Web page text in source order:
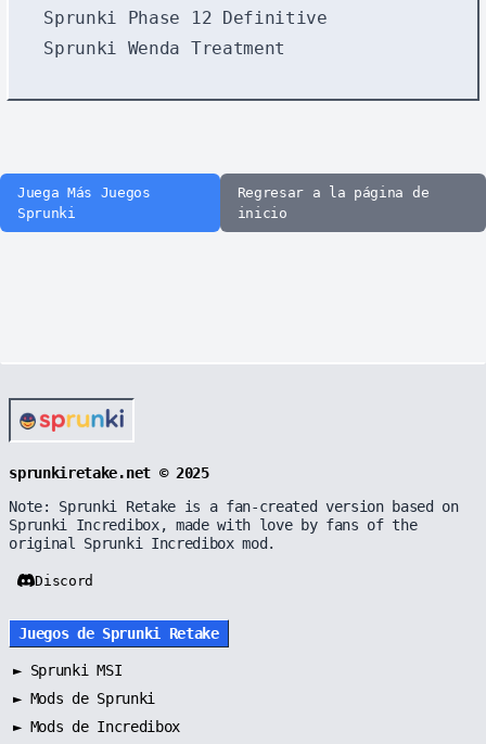
Sprunki Phase 12 Definitive
Sprunki Wenda Treatment
Juega Más Juegos
Sprunki
Regresar a la página de
inicio
sprunkiretake.net © 2025
Note: Sprunki Retake is a fan-created version based on
Sprunki Incredibox, made with love by fans of the
original Sprunki Incredibox mod.
Discord
Juegos de Sprunki Retake
► Sprunki MSI
► Mods de Sprunki
► Mods de Incredibox